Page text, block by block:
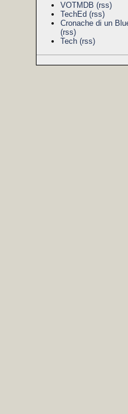
VOTMDB (rss)
TechEd (rss)
Cronache di un
(rss)
Tech (rss)